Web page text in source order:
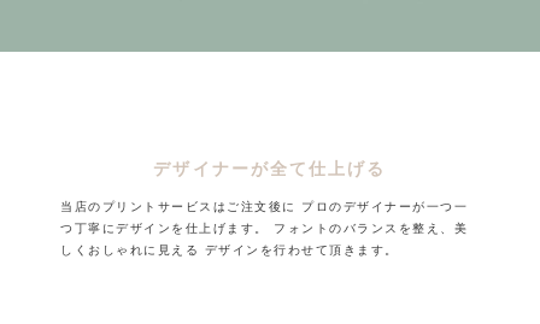
デザイナーが全て仕上げる
当店のプリントサービスはご注文後に
プロのデザイナーが一つ一
つ丁寧にデザインを仕上げます。
フォントのバランスを整え、美
しくおしゃれに見える
デザインを行わせて頂きます。